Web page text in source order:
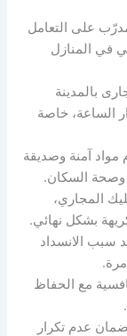
على التعامل
في المنازل
بالمدينة
الساعة، خاصة
آمنة وصديقة
وصحة السكان.
المجاري،
بشكل نهائي.
سبب الانسداد
مع الحفاظ
عدم تكرار